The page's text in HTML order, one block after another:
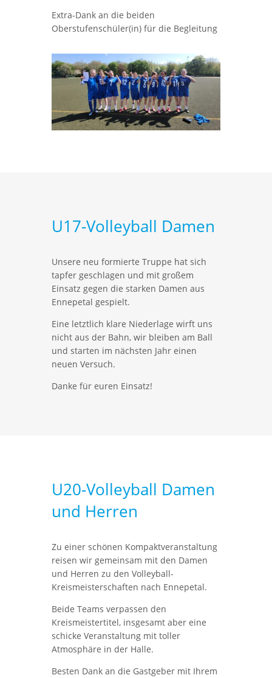
Extra-Dank an die beiden
Oberstufenschüler(in) für die Begleitung
U17-Volleyball Damen
Unsere neu formierte Truppe hat sich
tapfer geschlagen und mit großem
Einsatz gegen die starken Damen aus
Ennepetal gespielt.
Eine letztlich klare Niederlage wirft uns
nicht aus der Bahn, wir bleiben am Ball
und starten im nächsten Jahr einen
neuen Versuch.
Danke für euren Einsatz!
U20-Volleyball Damen
und Herren
Zu einer schönen Kompaktveranstaltung
reisen wir gemeinsam mit den Damen
und Herren zu den Volleyball-
Kreismeisterschaften nach Ennepetal.
Beide Teams verpassen den
Kreismeistertitel, insgesamt aber eine
schicke Veranstaltung mit toller
Atmosphäre in der Halle.
Besten Dank an die Gastgeber mit Ihrem